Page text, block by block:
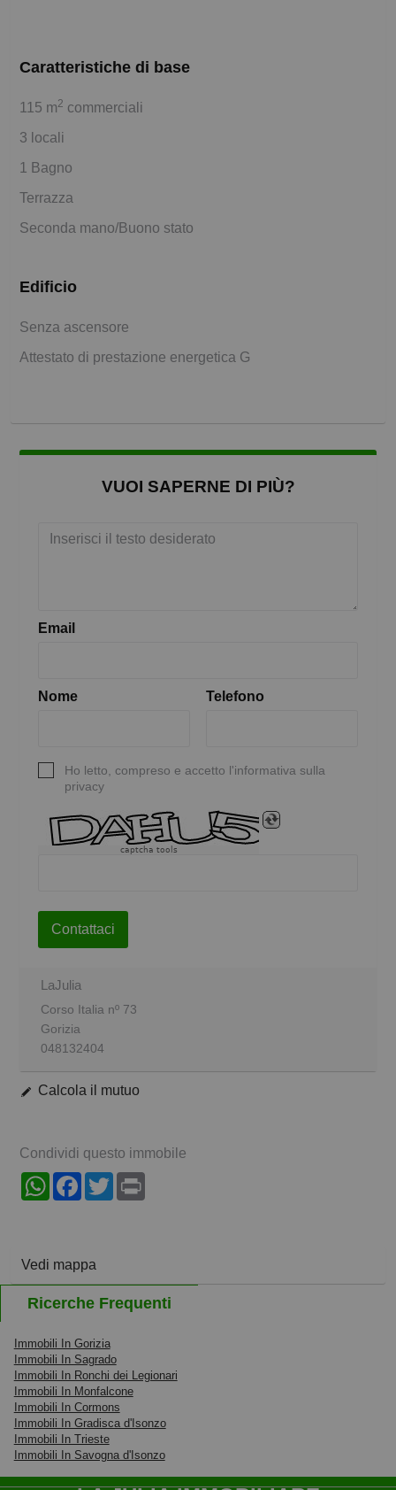
Caratteristiche di base
115 m2 commerciali
3 locali
1 Bagno
Terrazza
Seconda mano/Buono stato
Edificio
Senza ascensore
Attestato di prestazione energetica G
VUOI SAPERNE DI PIÙ?
Email
Nome Telefono
Ho letto, compreso e accetto l'informativa sulla
privacy
captcha tools
Contattaci
LaJulia
Corso Italia nº 73
Gorizia
048132404
Calcola il mutuo
Condividi questo immobile
WhatsAppFacebook
Twitter
Vedi mappa
Ricerche Frequenti
Immobili In Gorizia
Immobili In Sagrado
Immobili In Ronchi dei Legionari
Immobili In Monfalcone
Immobili In Cormons
Immobili In Gradisca d'Isonzo
Immobili In Trieste
Immobili In Savogna d'Isonzo